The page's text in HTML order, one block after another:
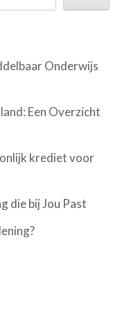
Onderwijs
Een Overzicht
krediet voor
die bij Jou Past